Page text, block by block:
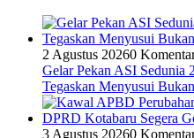
2 Agustus 20260
Gelar Pekan ASI
Tegaskan Menyusui
3 Agustus 20260